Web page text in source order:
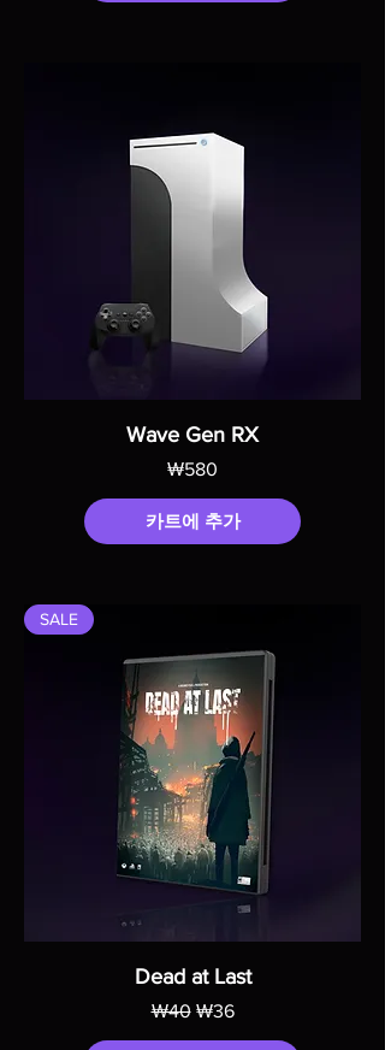
Wave Gen RX
가격
₩580
카트에 추가
SALE
Dead at Last
일반가
₩40 할인가
₩36